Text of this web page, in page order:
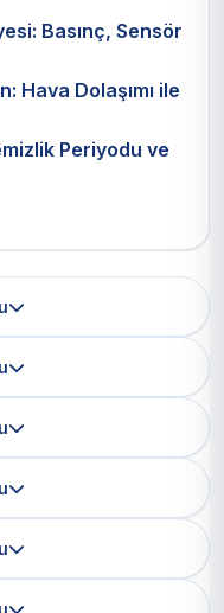
Basınç, Sensör
Hava Dolaşımı ile
Periyodu ve